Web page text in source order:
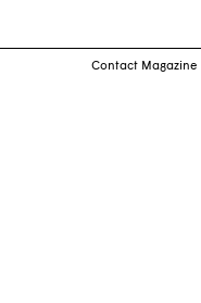
Contact Magazine